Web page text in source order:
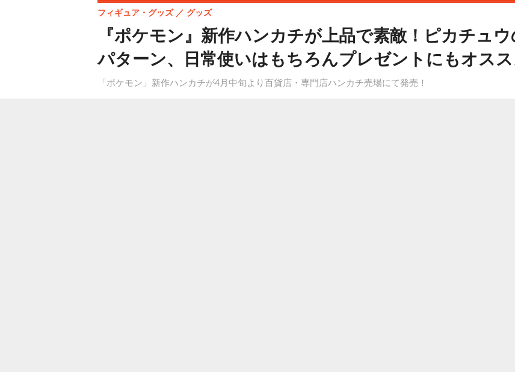
『ポケモン』新作ハンカチが上品で素敵！ピカチュ
パターン、日常使いはもちろんプレゼントにもオス
「ポケモン」新作ハンカチが4月中旬より百貨店・専門店ハンカチ売場にて発売！
フィギュア・グッズ グッズ